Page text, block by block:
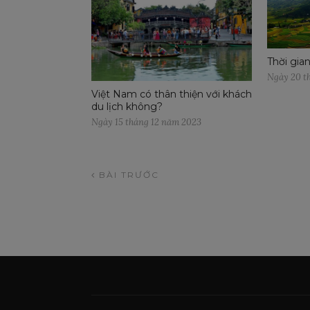
Việt Nam có thân thiện với khách
du lịch không?
Ngày 15 tháng 12 năm 2023
Thời
Ngày 20
BÀI TRƯỚC